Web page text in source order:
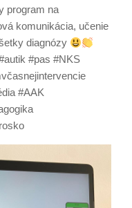
program na
komunikácia, učenie
diagnózy
#pas #NKS
#AAK